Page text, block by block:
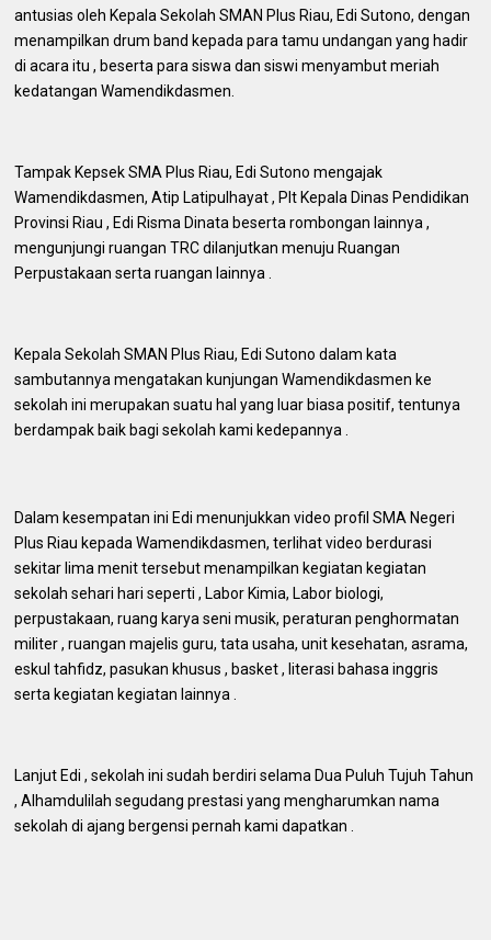
antusias oleh Kepala Sekolah SMAN Plus Riau, Edi Sutono, dengan
menampilkan drum band kepada para tamu undangan yang hadir
di acara itu , beserta para siswa dan siswi menyambut meriah
kedatangan Wamendikdasmen.
Tampak Kepsek SMA Plus Riau, Edi Sutono mengajak
Wamendikdasmen, Atip Latipulhayat , Plt Kepala Dinas Pendidikan
Provinsi Riau , Edi Risma Dinata beserta rombongan lainnya ,
mengunjungi ruangan TRC dilanjutkan menuju Ruangan
Perpustakaan serta ruangan lainnya .
Kepala Sekolah SMAN Plus Riau, Edi Sutono dalam kata
sambutannya mengatakan kunjungan Wamendikdasmen ke
sekolah ini merupakan suatu hal yang luar biasa positif, tentunya
berdampak baik bagi sekolah kami kedepannya .
Dalam kesempatan ini Edi menunjukkan video profil SMA Negeri
Plus Riau kepada Wamendikdasmen, terlihat video berdurasi
sekitar lima menit tersebut menampilkan kegiatan kegiatan
sekolah sehari hari seperti , Labor Kimia, Labor biologi,
perpustakaan, ruang karya seni musik, peraturan penghormatan
militer , ruangan majelis guru, tata usaha, unit kesehatan, asrama,
eskul tahfidz, pasukan khusus , basket , literasi bahasa inggris
serta kegiatan kegiatan lainnya .
Lanjut Edi , sekolah ini sudah berdiri selama Dua Puluh Tujuh Tahun
, Alhamdulilah segudang prestasi yang mengharumkan nama
sekolah di ajang bergensi pernah kami dapatkan .